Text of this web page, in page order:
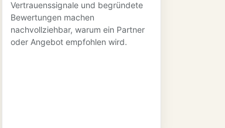
Vertrauenssignale und begründete
Bewertungen machen
nachvollziehbar, warum ein Partner
oder Angebot empfohlen wird.